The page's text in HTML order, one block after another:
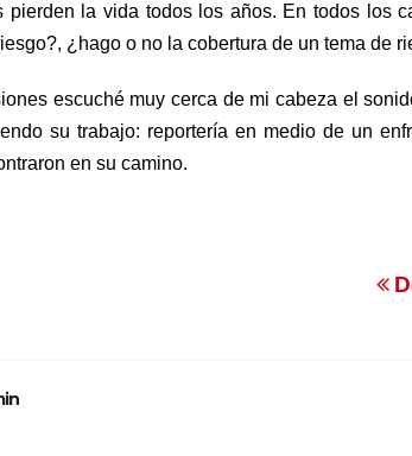
pierden la vida todos los años. En todos los
¿hago o no la cobertura de un tema de
escuché muy cerca de mi cabeza el
su trabajo: reportería en medio de un
en su camino.